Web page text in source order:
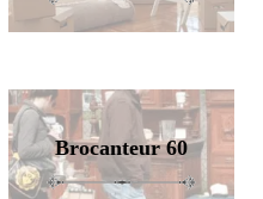
Brocanteur 60